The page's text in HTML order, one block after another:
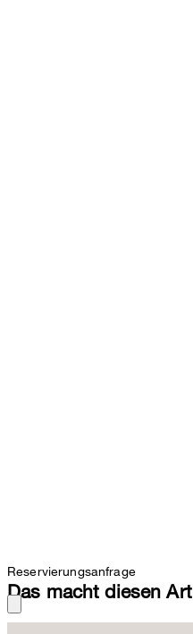
Reservierungsanfrage
Das macht diesen